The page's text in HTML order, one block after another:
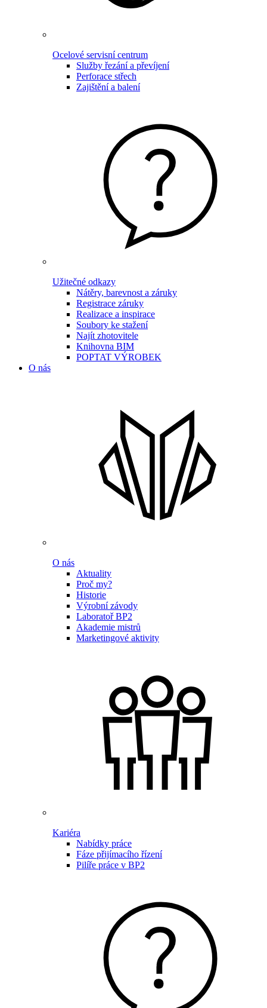
Ocelové servisní centrum
Služby řezání a převíjení
Perforace střech
Zajištění a balení
Užitečné odkazy
Nátěry, barevnost a záruky
Registrace záruky
Realizace a inspirace
Soubory ke stažení
Najít zhotovitele
Knihovna BIM
POPTAT VÝROBEK
O nás
O nás
Aktuality
Proč my?
Historie
Výrobní závody
Laboratoř BP2
Akademie mistrů
Marketingové aktivity
Kariéra
Nabídky práce
Fáze přijímacího řízení
Pilíře práce v BP2